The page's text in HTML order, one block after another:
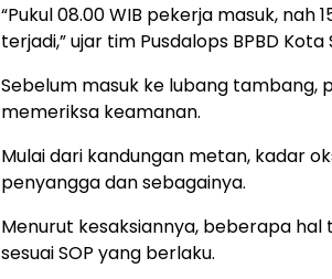
“Pukul 08.00 WIB pekerja masuk,
terjadi,” ujar tim Pusdalops BPBD Kota
Sebelum masuk ke lubang tambang,
memeriksa keamanan.
Mulai dari kandungan metan, kadar
penyangga dan sebagainya.
Menurut kesaksiannya, beberapa
sesuai SOP yang berlaku.